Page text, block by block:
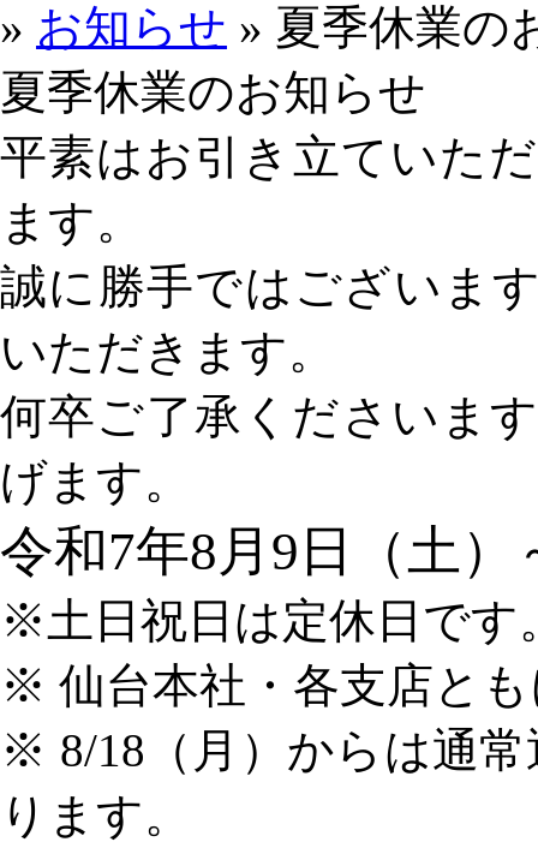
» お知らせ » 夏季休業の
夏季休業のお知らせ
平素はお引き立ていた
ます。
誠に勝手ではございま
いただきます。
何卒ご了承くださいま
げます。
令和7年8月9日（土）
※土日祝日は定休日です
※ 仙台本社・各支店と
※ 8/18（月）からは通
ります。